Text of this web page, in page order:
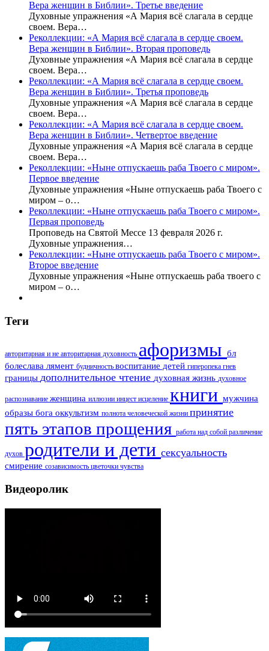
Вера женщин в Библии». Третье введение
Духовные упражнения «А Мария всё слагала в сердце
своем. Вера…
Реколлекции: «А Мария всё слагала в сердце своем.
Вера женщин в Библии». Вторая проповедь
Духовные упражнения «А Мария всё слагала в сердце
своем. Вера…
Реколлекции: «А Мария всё слагала в сердце своем.
Вера женщин в Библии». Третья проповедь
Духовные упражнения «А Мария всё слагала в сердце
своем. Вера…
Реколлекции: «А Мария всё слагала в сердце своем.
Вера женщин в Библии». Четвертое введение
Духовные упражнения «А Мария всё слагала в сердце
своем. Вера…
Реколлекции: «Ныне отпускаешь раба Твоего с миром».
Первое введение
Духовные упражнения «Ныне отпускаешь раба Твоего с
миром – о…
Реколлекции: «Ныне отпускаешь раба Твоего с миром».
Первая проповедь
Проповедь на Святой Мессе 13 февраля 2026 г.
Духовные упражнения…
Реколлекции: «Ныне отпускаешь раба Твоего с миром».
Второе введение
Духовные упражнения «Ныне отпускаешь раба твоего с
миром – о…
Теги
авторитарная и не авторитарная духовность афоризмы бл
болеслава лямент будничность воспитание детей гиперопека гнев
границы дополнительное чтение духовная жизнь духовное
распознавание женщина иллюзии инцест исцеление книги мужчина
образы бога оккультизм полнота человеческой жизни принятие
пять этапов прощения работа над собой различение
духов родители и дети сексуальность
смирение созависимость цветочки чувства
Видеоролик